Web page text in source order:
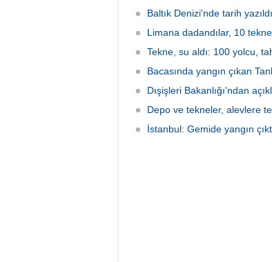
Baltık Denizi'nde tarih
Limana dadandılar, 10
Tekne, su aldı: 100 yolcu,
Bacasında yangın çıkan
Dışişleri Bakanlığı'ndan
Depo ve tekneler, alevlere
İstanbul: Gemide yangın